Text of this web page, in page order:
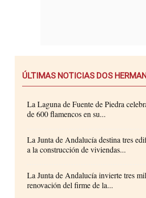
ÚLTIMAS NOTICIAS DOS
La Laguna de Fuente de Piedra
de 600 flamencos en su...
La Junta de Andalucía destina tres
a la construcción de viviendas...
La Junta de Andalucía invierte tres
renovación del firme de la...